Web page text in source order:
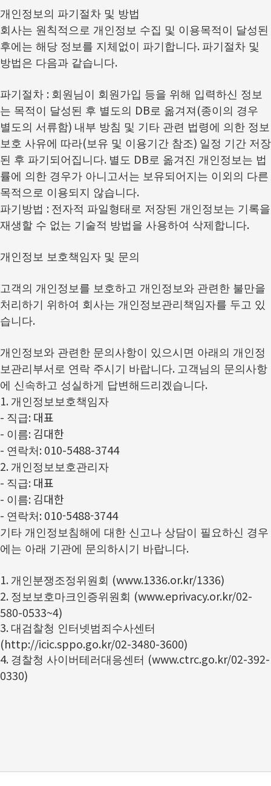
개인정보의 파기절차 및 방법
회사는 원칙적으로 개인정보 수집 및 이용목적이 달성된
후에는 해당 정보를 지체없이 파기합니다. 파기절차 및
방법은 다음과 같습니다.
파기절차 : 회원님이 회원가입 등을 위해 입력하신 정보
는 목적이 달성된 후 별도의 DB로 옮겨져 (종이의 경우
별도의 서류함) 내부 방침 및 기타 관련 법령에 의한 정보
보호 사유에 따라(보유 및 이용기간 참조) 일정 기간 저장
된 후 파기되어집니다. 별도 DB로 옮겨진 개인정보는 법
률에 의한 경우가 아니고서는 보유되어지는 이외의 다른
목적으로 이용되지 않습니다.
파기방법 : 전자적 파일형태로 저장된 개인정보는 기록을
재생할 수 없는 기술적 방법을 사용하여 삭제합니다.
개인정보 보호책임자 및 문의
고객의 개인정보를 보호하고 개인정보와 관련한 불만을
처리하기 위하여 회사는 개인정보관리책임자를 두고 있
습니다.
개인정보와 관련한 문의사항이 있으시면 아래의 개인정
보관리부서로 연락 주시기 바랍니다. 고객님의 문의사항
에 신속하고 성실하게 답변해드리겠습니다.
1. 개인정보보호책임자
- 직급: 대표
- 이름: 김대한
- 연락처 : 010-5488-3744
2. 개인정보보호관리자
- 직급: 대표
- 이름: 김대한
- 연락처 : 010-5488-3744
기타 개인정보침해에 대한 신고나 상담이 필요하신 경우
에는 아래 기관에 문의하시기 바랍니다.
1. 개인분쟁조정위원회 (www.1336.or.kr/1336)
2. 정보보호마크인증위원회 (www.eprivacy.or.kr/02-
580-0533~4)
3. 대검찰청 인터넷범죄수사센터
(http://icic.sppo.go.kr/02-3480-3600)
4. 경찰청 사이버테러대응센터 (www.ctrc.go.kr/02-392-
0330)